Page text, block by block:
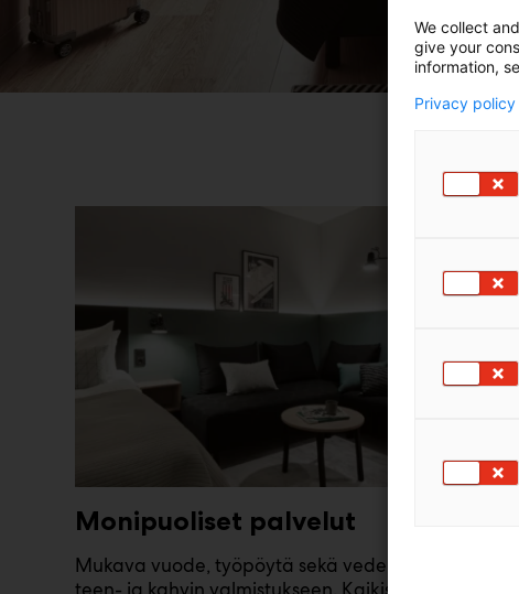
Monipuoliset palvelut
Mukava vuode, työpöytä sekä vedenkeitin
teen- ja kahvin valmistukseen. Kaikissa
We collect
give your
information,
Privacy policy